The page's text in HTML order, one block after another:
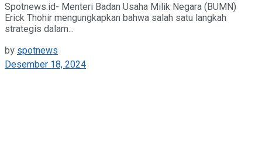
Spotnews.id- Menteri Badan Usaha Milik Negara (BUMN)
Erick Thohir mengungkapkan bahwa salah satu langkah
strategis dalam...
by spotnews
Desember 18, 2024